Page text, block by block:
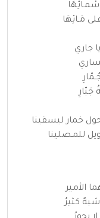
مَـائِهَا
جاري
جَبّارِ
خمار ليسقينا
للمـصلينا
الأمير
كثيرُ